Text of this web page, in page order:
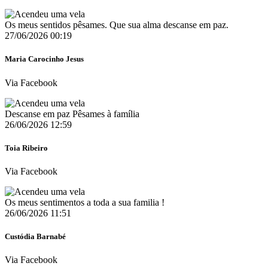
Os meus sentidos pêsames. Que sua alma descanse em paz.
27/06/2026 00:19
Maria Carocinho Jesus
Via Facebook
Descanse em paz Pêsames à família
26/06/2026 12:59
Toia Ribeiro
Via Facebook
Os meus sentimentos a toda a sua familia !
26/06/2026 11:51
Custódia Barnabé
Via Facebook